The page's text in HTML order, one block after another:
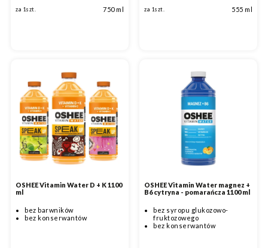
za 1szt. 750 ml za 1szt. 555 ml
OSHEE Vitamin Water D + K 1100
ml
bez barwników
bez konserwantów
OSHEE Vitamin Water magnez +
B6 cytryna - pomarańcza 1100 ml
bez syropu glukozowo-
fruktozowego
bez konserwantów